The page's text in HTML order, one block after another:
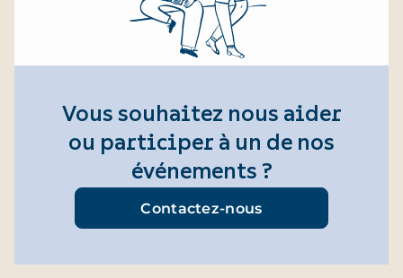
Vous souhaitez nous aider
ou participer à un de nos
événements ?
Contactez-nous